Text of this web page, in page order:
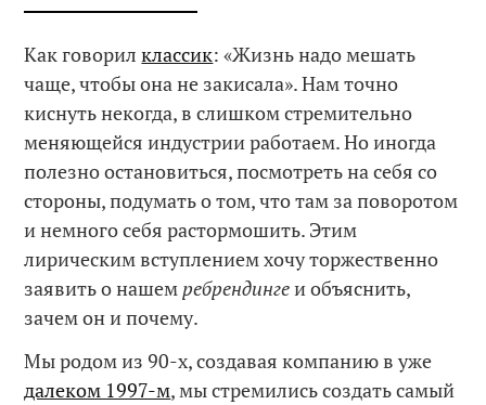
Как говорилклассик: «Жизнь надо мешать
чаще, чтобы она не закисала». Нам точно
киснуть некогда, в слишком стремительно
меняющейся индустрии работаем. Но иногда
полезно остановиться, посмотреть на себя со
стороны, подумать о том, что там за поворотом
и немного себя растормошить. Этим
лирическим вступлением хочу торжественно
заявить о нашем ребрендингеи объяснить,
зачем он и почему.
Мы родом из 90-х, создавая компанию в уже
далеком 1997-м, мы стремились создать самый